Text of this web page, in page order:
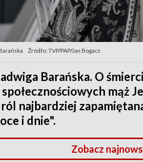
Źródło: TVP/PAP/Jan Bogacz
Barańska. O
mąż
najbardziej
i dnie".
Zobacz